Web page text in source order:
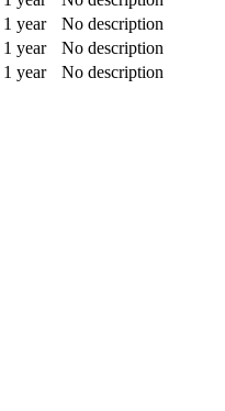
1 year
No description
1 year
No description
1 year
No description